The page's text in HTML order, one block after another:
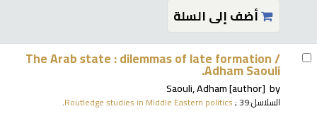
أضف إلى السلة
The Arab state : dilemmas of late formation /
Adham Saouli.
by
Saouli, Adham[author]
السلاسل: Routledge studies in Middle Eastern politics; 39.